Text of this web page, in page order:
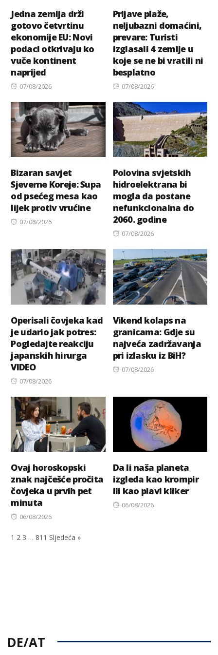
Jedna zemlja drži
gotovo četvrtinu
ekonomije EU: Novi
podaci otkrivaju ko
vuče kontinent
naprijed
Posted
07/08/2026
Prljave plaže,
neljubazni domaćini,
prevare: Turisti
izglasali 4 zemlje u
koje se ne bi vratili ni
besplatno
Posted
07/08/2026
Bizaran savjet
Sjeverne Koreje: Supa
od psećeg mesa kao
lijek protiv vrućine
Posted
07/08/2026
Polovina svjetskih
hidroelektrana bi
mogla da postane
nefunkcionalna do
2060. godine
Posted
07/08/2026
Operisali čovjeka kad
je udario jak potres:
Pogledajte reakciju
japanskih hirurga
VIDEO
Posted
07/08/2026
Vikend kolaps na
granicama: Gdje su
najveća zadržavanja
pri izlasku iz BiH?
Posted
07/08/2026
Ovaj horoskopski
znak najčešće pročita
čovjeka u prvih pet
minuta
Posted
06/08/2026
Da li naša planeta
izgleda kao krompir
ili kao plavi kliker
Posted
06/08/2026
1 2 3 … 811 Sljedeća »
DE/AT